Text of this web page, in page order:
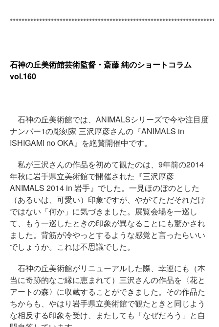
石神の丘美術館芸術監督・斎藤 純のショートコラム
vol.160
石神の丘美術館では、ANIMALSシリーズで今や注目度
ナンバー1の彫刻家 三沢厚彦さんの『ANIMALS in
ISHIGAMI no OKA』を絶賛開催中です。
私が三沢さんの作品を初めて観たのは、9年前の2014
年秋に岩手県立美術館で開催された『三沢厚彦
ANIMALS 2014 in 岩手』でした。一見ほのぼのとした
（あるいは、可愛い）印象ですが、やがてただそれだけ
ではない「何か」に気づきました。展覧会場を一巡し
て、もう一巡したときの印象が異なることにも驚かされ
ました。背筋が冷やっとするような感覚と言ったらいい
でしょうか。これは不思議でした。
石神の丘美術館がリニューアルした際、幸運にも（本
当に奇跡的なご縁に恵まれて）三沢さんの作品を〈花と
アートの森〉に収蔵することができました。その作品た
ちからも、やはり岩手県立美術館で観たときと同じよう
な相反する印象を受け、またしても「なぜだろう」と自